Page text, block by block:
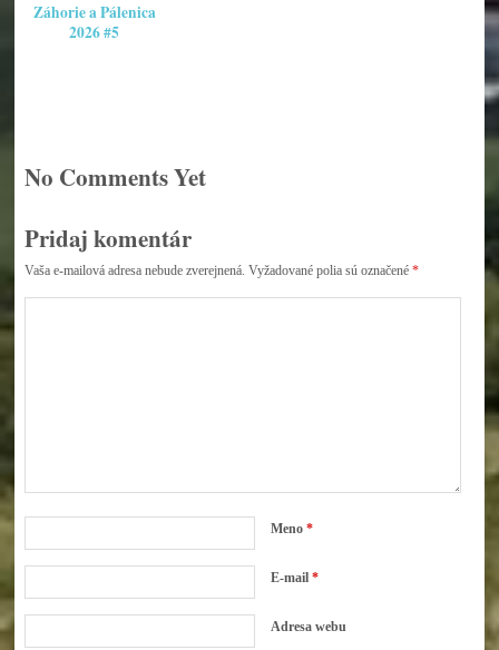
Záhorie a Pálenica
2026 #5
No Comments Yet
Pridaj komentár
Vaša e-mailová adresa nebude zverejnená. Vyžadované polia sú označené *
Meno *
E-mail *
Adresa webu